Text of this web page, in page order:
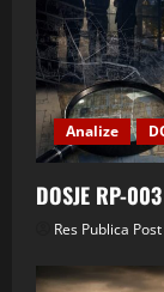
Analize
DOSJE RP-
Res Publica Post